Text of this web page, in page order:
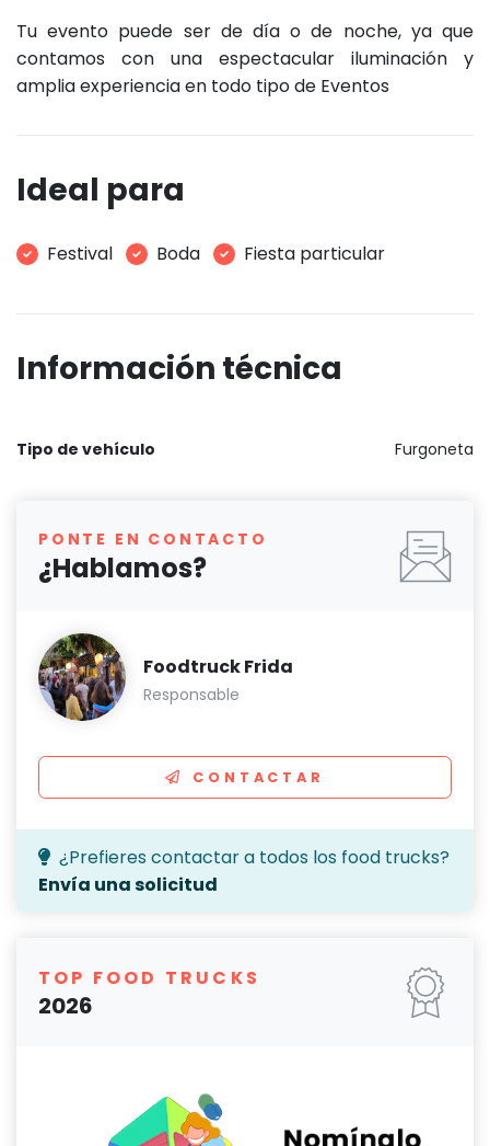
Tu evento puede ser de día o de noche, ya que
contamos con una espectacular iluminación y
amplia experiencia en todo tipo de Eventos
Ideal para
Festival Boda Fiesta particular
Información técnica
Tipo de vehículo Furgoneta
PONTE EN CONTACTO
¿Hablamos?
Foodtruck Frida
Responsable
CONTACTAR
¿Prefieres contactar a todos los food trucks?
Envía una solicitud
TOP FOOD TRUCKS
2026